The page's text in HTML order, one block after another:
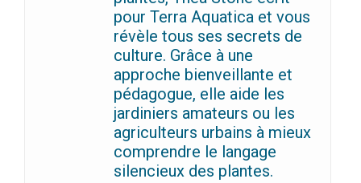
pour Terra Aquatica et vous
révèle tous ses secrets de
culture. Grâce à une
approche bienveillante et
pédagogue, elle aide les
jardiniers amateurs ou les
agriculteurs urbains à mieux
comprendre le langage
silencieux des plantes.